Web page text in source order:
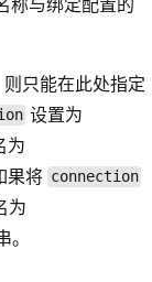
只能在此处指定
设置为
为
果将 connection
为